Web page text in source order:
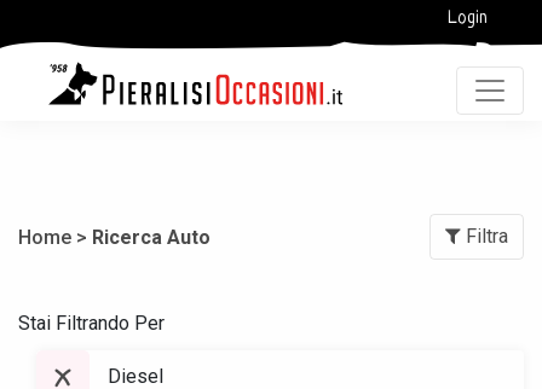
Login
Home > Ricerca Auto Filtra
Stai Filtrando Per
Diesel